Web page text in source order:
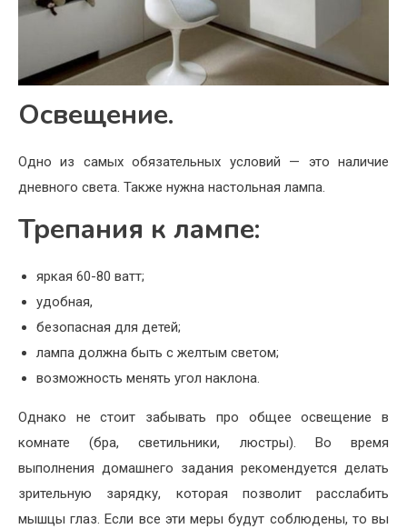
Освещение.
Одно из самых обязательных условий — это наличие
дневного света. Также нужна настольная лампа.
Трепания к лампе:
яркая 60-80 ватт;
удобная,
безопасная для детей;
лампа должна быть с желтым светом;
возможность менять угол наклона.
Однако не стоит забывать про общее освещение в
комнате (бра, светильники, люстры). Во время
выполнения домашнего задания рекомендуется делать
зрительную зарядку, которая позволит расслабить
мышцы глаз. Если все эти меры будут соблюдены, то вы